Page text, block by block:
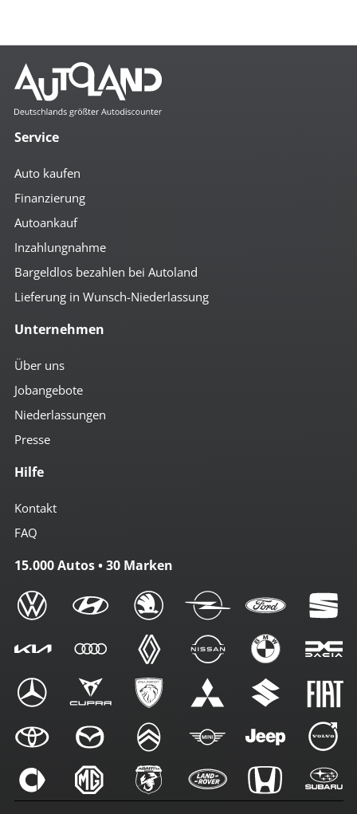
Service
Auto kaufen
Finanzierung
Autoankauf
Inzahlungnahme
Bargeldlos bezahlen bei Autoland
Lieferung in Wunsch-Niederlassung
Unternehmen
Über uns
Jobangebote
Niederlassungen
Presse
Hilfe
Kontakt
FAQ
15.000 Autos • 30 Marken